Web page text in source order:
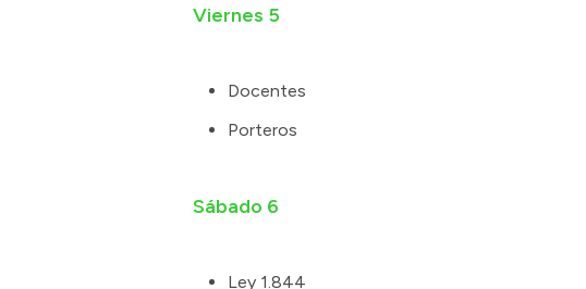
Viernes 5
Docentes
Porteros
Sábado 6
Ley 1.844